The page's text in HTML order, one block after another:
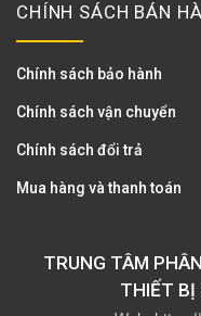
CHÍNH SÁCH BÁN
Chính sách bảo hành
Chính sách vận chuyển
Chính sách đổi trả
Mua hàng và thanh toán
TRUNG TÂM
THIẾT BỊ